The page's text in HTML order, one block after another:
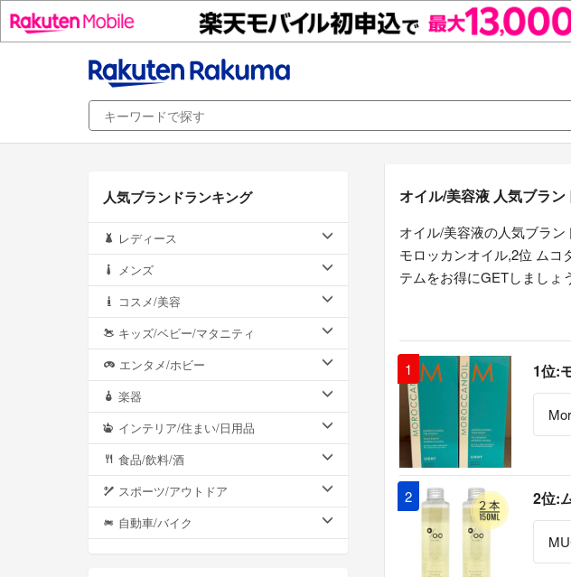
オイル/美容液 人気ブラ
オイル/美容液の人気ブラ
モロッカンオイル,2位 ムコ
テムをお得にGETしましょ
1 1位:
2 2位:
人気ブランドランキング
レディース
メンズ
コスメ/美容
キッズ/ベビー/マタニティ
エンタメ/ホビー
楽器
インテリア/住まい/日用品
食品/飲料/酒
スポーツ/アウトドア
自動車/バイク